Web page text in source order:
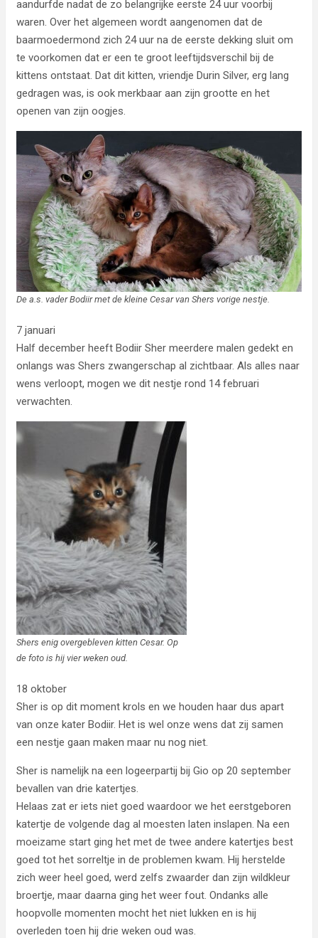
aandurfde nadat de zo belangrijke eerste 24 uur voorbij
waren. Over het algemeen wordt aangenomen dat de
baarmoedermond zich 24 uur na de eerste dekking sluit om
te voorkomen dat er een te groot leeftijdsverschil bij de
kittens ontstaat. Dat dit kitten, vriendje Durin Silver, erg lang
gedragen was, is ook merkbaar aan zijn grootte en het
openen van zijn oogjes.
De a.s. vader Bodiir met de kleine Cesar van Shers vorige nestje.
7 januari
Half december heeft Bodiir Sher meerdere malen gedekt en
onlangs was Shers zwangerschap al zichtbaar. Als alles naar
wens verloopt, mogen we dit nestje rond 14 februari
verwachten.
Shers enig overgebleven kitten Cesar. Op
de foto is hij vier weken oud.
18 oktober
Sher is op dit moment krols en we houden haar dus apart
van onze kater Bodiir. Het is wel onze wens dat zij samen
een nestje gaan maken maar nu nog niet.
Sher is namelijk na een logeerpartij bij Gio op 20 september
bevallen van drie katertjes.
Helaas zat er iets niet goed waardoor we het eerstgeboren
katertje de volgende dag al moesten laten inslapen. Na een
moeizame start ging het met de twee andere katertjes best
goed tot het sorreltje in de problemen kwam. Hij herstelde
zich weer heel goed, werd zelfs zwaarder dan zijn wildkleur
broertje, maar daarna ging het weer fout. Ondanks alle
hoopvolle momenten mocht het niet lukken en is hij
overleden toen hij drie weken oud was.